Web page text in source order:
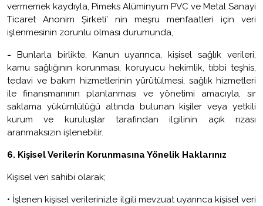
vermemek kaydıyla, Pimeks Alüminyum PVC ve Metal Sanayi
Ticaret Anonim Şirketi’ nin meşru menfaatleri için veri
işlenmesinin zorunlu olması durumunda,
-
Bunlarla birlikte, Kanun uyarınca, kişisel sağlık verileri,
kamu sağlığının korunması, koruyucu hekimlik, tıbbi teşhis,
tedavi ve bakım hizmetlerinin yürütülmesi, sağlık hizmetleri
ile finansmanının planlanması ve yönetimi amacıyla, sır
saklama yükümlülüğü altında bulunan kişiler veya yetkili
kurum ve kuruluşlar tarafından ilgilinin açık rızası
aranmaksızın işlenebilir.
6. Kişisel Verilerin Korunmasına Yönelik Haklarınız
Kişisel veri sahibi olarak;
• İşlenen kişisel verilerinizle ilgili mevzuat uyarınca kişisel veri